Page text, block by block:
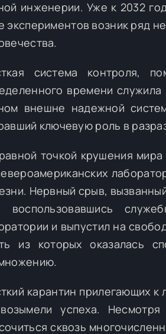
инженерии. Уже к 2032
экспериментов возник ряд
система контроля,
времени
внешне надежной
ключевую роль в
точкой крушения
Нервный срыв,
воспользовавшись
и выпустил на
из которых оказалась
карантин прилегающих
успеха.
сквозь